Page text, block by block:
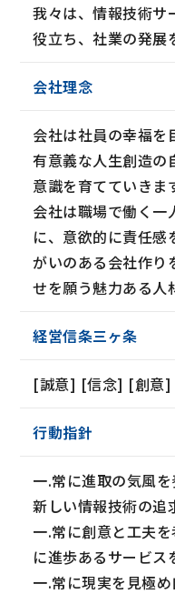
我々は、情報技術サ
役立ち、社業の発展
会社理念
会社は社員の幸福を
有意義な人生創造の
意識を育てていきま
会社は職場で働く一
に、意欲的に責任感
がいのある会社作り
せを願う魅力ある人
経営信条三ヶ条
[誠意] [信念] [創意]
行動指針
一.常に進取の気風
新しい情報技術の追
一.常に創意と工夫
に進歩あるサービス
一.常に現実を見極